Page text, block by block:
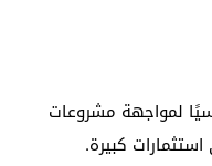
لمواجهة مشروعات
كبيرة.